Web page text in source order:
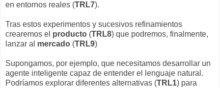
en entornos reales (TRL7).
Tras estos experimentos y sucesivos refinamientos
crearemos el producto (TRL8) que podremos, finalmente,
lanzar al mercado (TRL9)
Supongamos, por ejemplo, que necesitamos desarrollar un
agente inteligente capaz de entender el lenguaje natural.
Podríamos explorar diferentes alternativas (TRL1) para